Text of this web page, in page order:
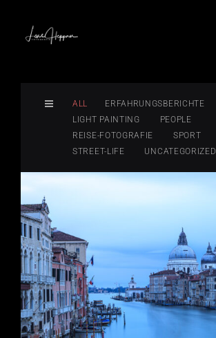
ALL
ERFAHRUNGSBERICHTE
LIGHT PAINTING
PEOPLE
REISE-FOTOGRAFIE
SPORT
STREET-LIFE
UNCATEGORIZED